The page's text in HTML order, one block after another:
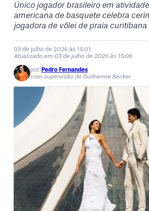
Único jogador brasileiro em
americana de basquete celebra
jogadora de vôlei de praia curitibana
03 de julho de 2026 às 15:01
Atualizado em 03 de julho de 2026 às 15:06
por: Pedro Fernandes
com supervisão de Guilherme Becker